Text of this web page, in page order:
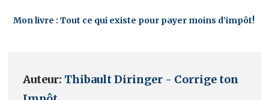
Mon livre : Tout ce qui existe pour payer moins d’impôt!
Auteur: Thibault Diringer - Corrige ton